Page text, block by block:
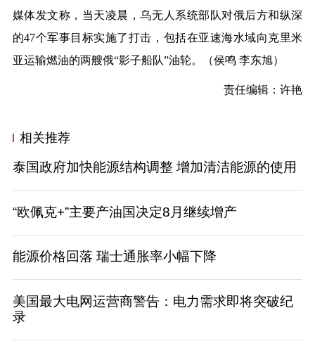
媒体发文称，当天凌晨，乌无人系统部队对俄后方和纵深
的47个军事目标实施了打击，包括在亚速海水域向克里米
亚运输燃油的两艘俄“影子船队”油轮。
（侯鸣 李东旭）
责任编辑：许艳
相关推荐
泰国政府加快能源结构调整 增加清洁能源的使用
“欧佩克+”主要产油国决定8月继续增产
能源价格回落 瑞士通胀率小幅下降
美国最大电网运营商警告：电力需求即将突破纪
录